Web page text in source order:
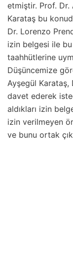
etmiştir. Prof. Dr.
Karataş bu
Dr. Lorenzo
izin belgesi ile bu
taahhütlerine
Düşüncemize
Ayşegül Karataş,
davet ederek
aldıkları izin
izin verilmeyen
ve bunu ortak